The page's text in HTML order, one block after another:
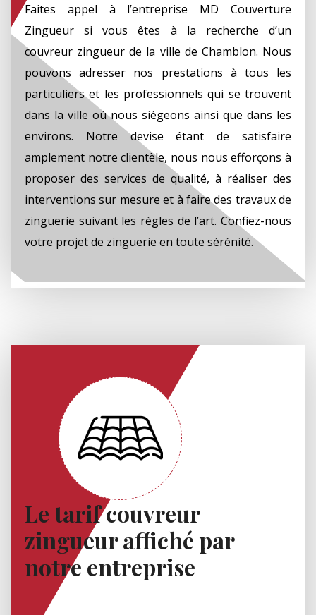
Faites appel à l’entreprise MD Couverture
Zingueur si vous êtes à la recherche d’un
couvreur zingueur de la ville de Chamblon. Nous
pouvons adresser nos prestations à tous les
particuliers et les professionnels qui se trouvent
dans la ville où nous siégeons ainsi que dans les
environs. Notre devise étant de satisfaire
amplement notre clientèle, nous nous efforçons à
proposer des services de qualité, à réaliser des
interventions sur mesure et à faire des travaux de
zinguerie suivant les règles de l’art. Confiez-nous
votre projet de zinguerie en toute sérénité.
Le tarif couvreur
zingueur affiché par
notre entreprise